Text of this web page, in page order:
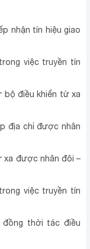
nhận tín hiệu giao
việc truyền tín
bộ điều khiển từ xa
địa chỉ được nhân
xa được nhân đôi –
việc truyền tín
đồng thời tác điều